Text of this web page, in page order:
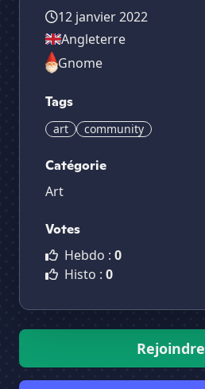
12 janvier 2022
Angleterre
Gnome
Tags
art community
Catégorie
Art
Votes
Hebdo : 0
Histo : 0
Rejoindre